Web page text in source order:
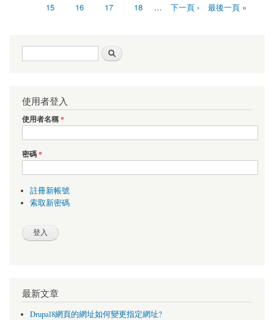
15 16 17 18 … 下一頁 › 最後一頁 »
搜尋表單
使用者登入
使用者名稱*
密碼*
註冊新帳號
索取新密碼
最新文章
Drupal8網頁的網址如何變更指定網址?